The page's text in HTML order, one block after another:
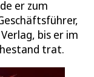
er zum
bis er im
trat.